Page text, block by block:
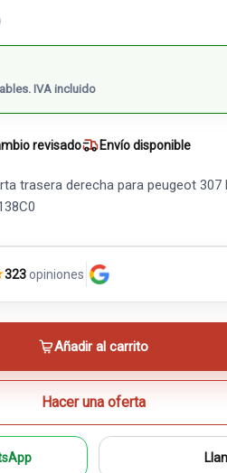
IVA incluido
revisado Envío disponible
trasera derecha para peugeot
323opiniones
Añadir al carrito
Hacer una oferta